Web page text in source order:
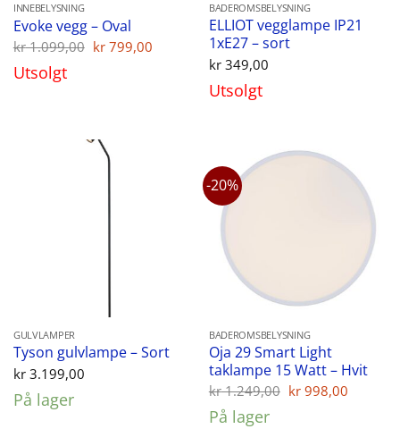
INNEBELYSNING
Evoke vegg – Oval
kr1.099,00 Opprinnelig
kr 799,00 Nåværende
kr 799,00.
Utsolgt
BADEROMSBELYSNING
ELLIOT vegglampe IP21
1xE27 – sort
kr349,00
Utsolgt
GULVLAMPER
Tyson gulvlampe – Sort
kr3.199,00
På lager
-20%
BADEROMSBELYSNING
Oja 29 Smart Light
taklampe 15 Watt – Hvit
kr1.249,00 Opprinnelig
kr 998,00
På lager